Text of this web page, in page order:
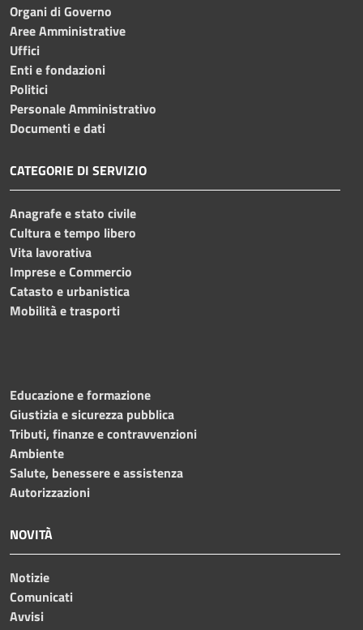
Organi di Governo
Aree Amministrative
Uffici
Enti e fondazioni
Politici
Personale Amministrativo
Documenti e dati
CATEGORIE DI SERVIZIO
Anagrafe e stato civile
Cultura e tempo libero
Vita lavorativa
Imprese e Commercio
Catasto e urbanistica
Mobilità e trasporti
Educazione e formazione
Giustizia e sicurezza pubblica
Tributi, finanze e contravvenzioni
Ambiente
Salute, benessere e assistenza
Autorizzazioni
NOVITÀ
Notizie
Comunicati
Avvisi